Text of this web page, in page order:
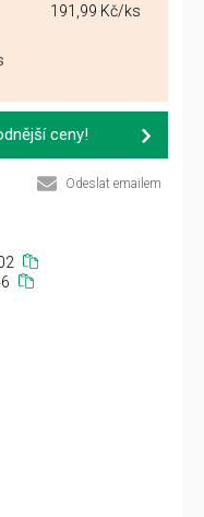
191,99 Kč/ks
ceny!
Odeslat emailem